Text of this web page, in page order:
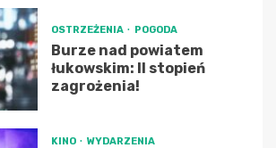
OSTRZEŻENIA POGODA
Burze nad powiatem
łukowskim: II stopień
zagrożenia!
KINO WYDARZENIA